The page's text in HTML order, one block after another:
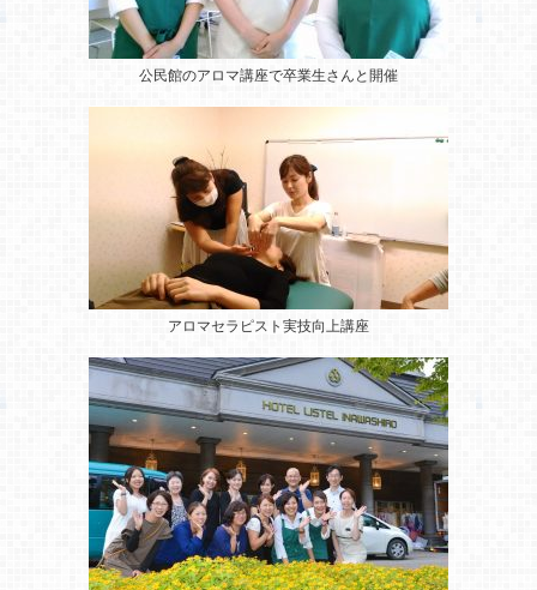
公民館のアロマ講座で卒業生さんと開催
アロマセラピスト実技向上講座